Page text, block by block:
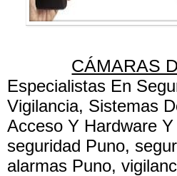
CÁMARAS
Especialistas En
Vigilancia, Sistemas
Acceso Y Hardware
seguridad Puno,
alarmas Puno,